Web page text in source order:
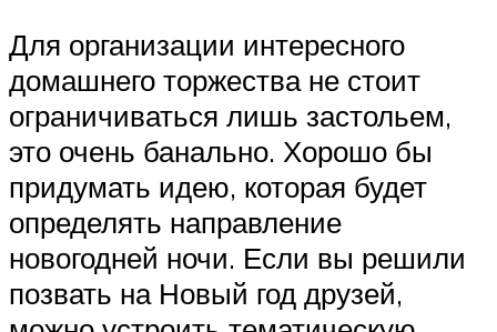
Для организации интересного
домашнего торжества не стоит
ограничиваться лишь застольем,
это очень банально. Хорошо бы
придумать идею, которая будет
определять направление
новогодней ночи. Если вы решили
позвать на Новый год друзей,